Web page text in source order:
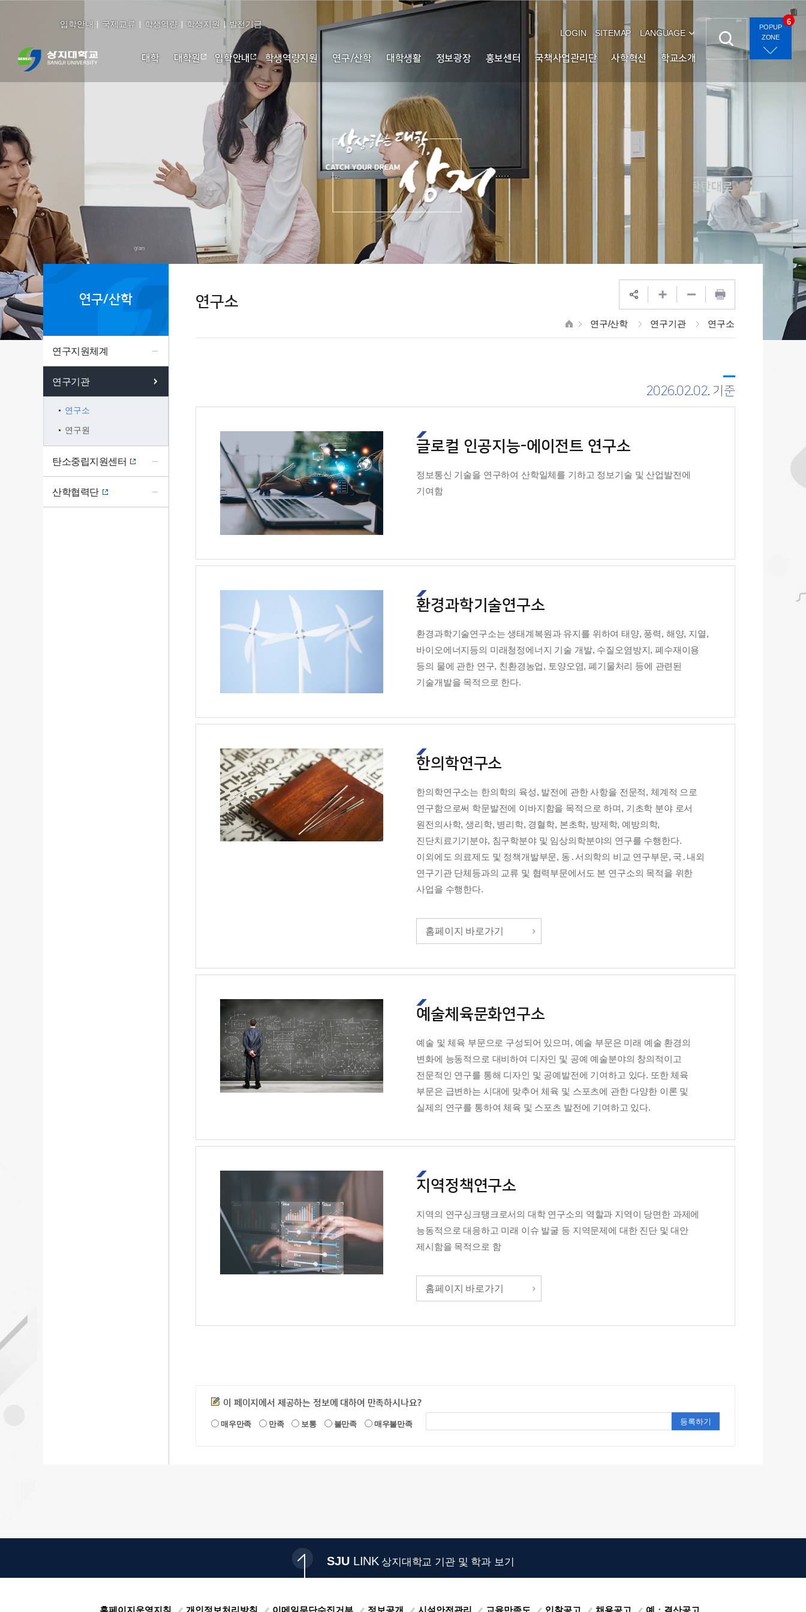
POPUP
ZONE
6
입학안내 국제교류 학생역량 학생지원
발전기금
LOGIN
SITEMAP LANGUAGE
대학 대학원 입학안내 학생역량지원 연구/산학 대학생활 정보광장 홍보센터 국책사업관리단 사학혁신 학교소개
연구/산학
연구지원체계
연구기관
연구소
연구원
탄소중립지원센터
산학협력단
연구소
연구/산학 연구기관 연구소
2026.02.02. 기준
글로컬 인공지능-에이전트 연구소
정보통신 기술을 연구하여 산학일체를 기하고 정보기술 및 산업발전에
기여함
환경과학기술연구소
환경과학기술연구소는 생태계복원과 유지를 위하여 태양, 풍력, 해양, 지열,
바이오에너지등의 미래청정에너지 기술 개발, 수질오염방지, 폐수재이용
등의 물에 관한 연구, 친환경농업, 토양오염, 폐기물처리 등에 관련된
기술개발을 목적으로 한다.
한의학연구소
한의학연구소는 한의학의 육성, 발전에 관한 사항을 전문적, 체계적 으로
연구함으로써 학문발전에 이바지함을 목적으로 하며, 기초학 분야 로서
원전의사학, 생리학, 병리학, 경혈학, 본초학, 방제학, 예방의학,
진단치료기기분야, 침구학분야 및 임상의학분야의 연구를 수행한다.
이외에도 의료제도 및 정책개발부문, 동․서의학의 비교 연구부문, 국․내외
연구기관 단체등과의 교류 및 협력부문에서도 본 연구소의 목적을 위한
사업을 수행한다.
홈페이지 바로가기
예술체육문화연구소
예술 및 체육 부문으로 구성되어 있으며, 예술 부문은 미래 예술 환경의
변화에 능동적으로 대비하여 디자인 및 공예 예술분야의 창의적이고
전문적인 연구를 통해 디자인 및 공예발전에 기여하고 있다. 또한 체육
부문은 급변하는 시대에 맞추어 체육 및 스포츠에 관한 다양한 이론 및
실제의 연구를 통하여 체육 및 스포츠 발전에 기여하고 있다.
지역정책연구소
지역의 연구싱크탱크로서의 대학 연구소의 역할과 지역이 당면한 과제에
능동적으로 대응하고 미래 이슈 발굴 등 지역문제에 대한 진단 및 대안
제시함을 목적으로 함
홈페이지 바로가기
만족도조사
이 페이지에서 제공하는 정보에 대하여 만족하시나요?
매우만족 만족 보통 불만족 매우불만족
SJU LINK 상지대학교 기관 및 학과 보기
홈페이지운영지침 개인정보처리방침 이메일무단수집거부 정보공개 시설안전관리 교육만족도 입찰공고 채용공고 예ㆍ결산공고